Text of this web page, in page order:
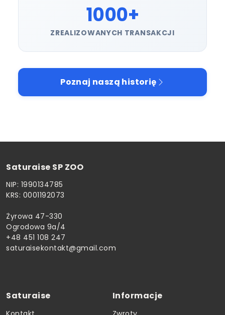
1000+
ZREALIZOWANYCH TRANSAKCJI
Poznaj naszą historię
Saturaise SP ZOO
NIP: 1990134785
KRS: 0001192073
Żyrowa 47-330
Ogrodowa 9a/4
+48 451 108 247
saturaisekontakt@gmail.com
Saturaise Informacje